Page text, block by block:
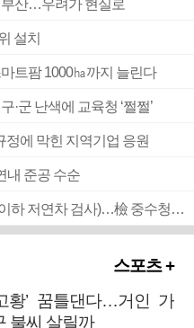
부산…우려가 현실로
설치
트팜 1000㏊까지 늘린다
군 난색에 교육청 ‘쩔쩔’
에 막힌 지역기업 응원
내 준공 수순
■ 검사 신분 버리고 직급하향(10년 이하 저연차 검사)…檢 중수청행 기피
스포츠 +
황’ 꿈틀댄다…거인 가
불씨 살릴까